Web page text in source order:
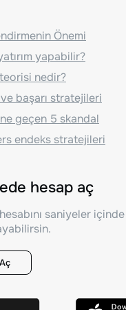
Önemi
yapabilir?
nedir?
ve başarı stratejileri
geçen 5 skandal
endeks stratejileri
hesap aç
saniyeler